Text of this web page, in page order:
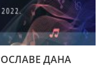
ДАНА